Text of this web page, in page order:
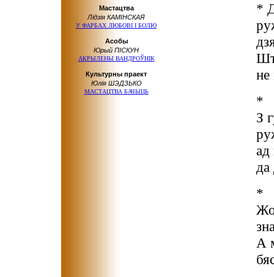
Мастацтва
Лідзія КАМІНСКАЯ
У ФАРБАХ ЛЮБОВІ І БОЛЮ
Асобы
Юрый ПІСКУН
АКРЫЛЕНЫ ВАНДРОЎНІК
Культурны праект
Юлія ШЭДЗЬКО
МАСТАЦТВА БАЧЫЦЬ
*
*
З
ад
*
А